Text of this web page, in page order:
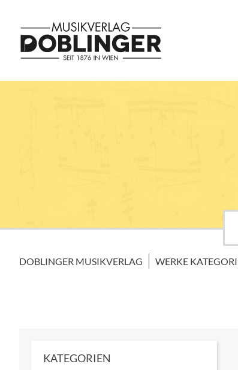
DOBLINGER MUSIKVERLAG WERKE
KATEGORIEN